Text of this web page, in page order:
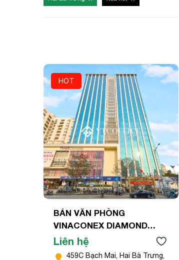
HOT
BÁN VĂN PHÒNG
VINACONEX DIAMOND
TOWER
Liên hệ
459C Bạch Mai, Hai Bà Trưng,